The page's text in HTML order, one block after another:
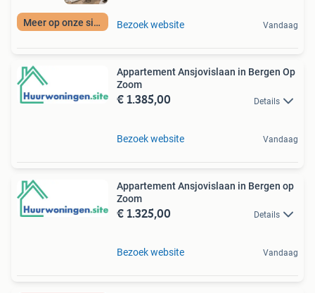
Meer op onze site Bezoek website Vandaag
Appartement Ansjovislaan in Bergen Op
Zoom
€ 1.385,00 Details
Bezoek website Vandaag
Appartement Ansjovislaan in Bergen op
Zoom
€ 1.325,00 Details
Bezoek website Vandaag